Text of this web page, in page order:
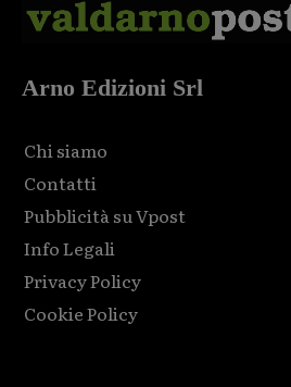
Arno Edizioni Srl
Chi siamo
Contatti
Pubblicità su Vpost
Info Legali
Privacy Policy
Cookie Policy